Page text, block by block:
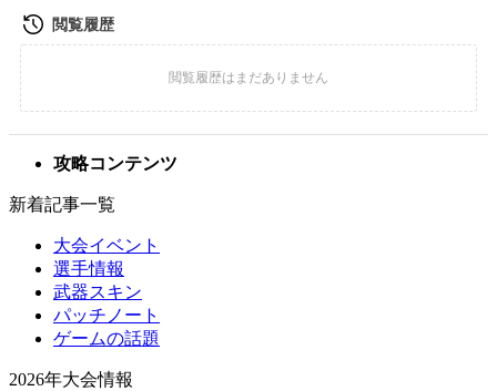
攻略コンテンツ
新着記事一覧
大会イベント
選手情報
武器スキン
パッチノート
ゲームの話題
2026年大会情報